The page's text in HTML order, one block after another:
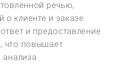
речью,
клиенте и заказе.
и предоставление
что повышает
анализа